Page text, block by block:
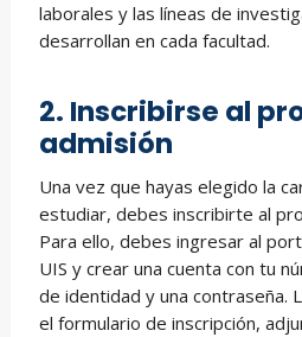
laborales y las líneas de
desarrollan en cada facultad.
2. Inscribirse al
admisión
Una vez que hayas elegido la
estudiar, debes inscribirte al
Para ello, debes ingresar al
UIS y crear una cuenta con tu
de identidad y una contraseña.
el formulario de inscripción,